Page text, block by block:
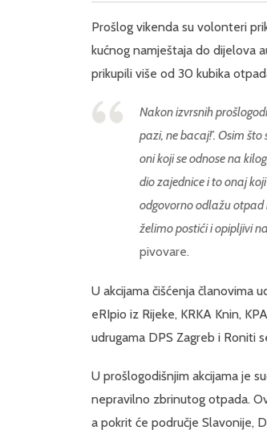
Prošlog vikenda su volonteri
kućnog namještaja do dijelova
prikupili više od 30 kubika
Nakon izvrsnih
pazi, ne bacaj!’. Osim
oni koji se odnose na
dio zajednice i to onaj
odgovorno odlažu otpad
želimo postići i opipljivi
pivovare.
U akcijama čišćenja članovima
eRIpio iz Rijeke, KRKA Knin,
udrugama DPS Zagreb i Roniti
U prošlogodišnjim akcijama je
nepravilno zbrinutog otpada.
a pokrit će područje Slavonije,